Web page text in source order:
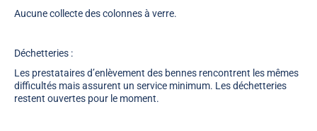
Aucune collecte des colonnes à verre.
Déchetteries :
Les prestataires d’enlèvement des bennes rencontrent les mêmes
difficultés mais assurent un service minimum. Les déchetteries
restent ouvertes pour le moment.